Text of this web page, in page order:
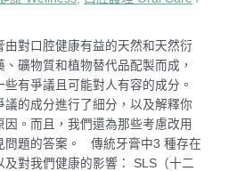
對口腔健康有益的天然和天然衍
礦物質和植物替代品配製而成，
有爭議且可能對人有容的成分。
的成分進行了細分，以及解釋你
。而且，我們還為那些考慮改用
問題的答案。 傳統牙膏中3 種存在
對我們健康的影響： SLS（十二